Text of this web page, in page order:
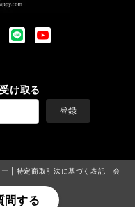
け取る
登録
特定商取引法に基づく表記 |会
問する